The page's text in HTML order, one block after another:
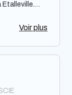
Etalleville.
ainsi que
Voir plus